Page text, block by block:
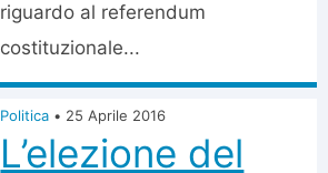
riguardo al referendum
costituzionale...
Politica • 25 Aprile 2016
L’elezione del